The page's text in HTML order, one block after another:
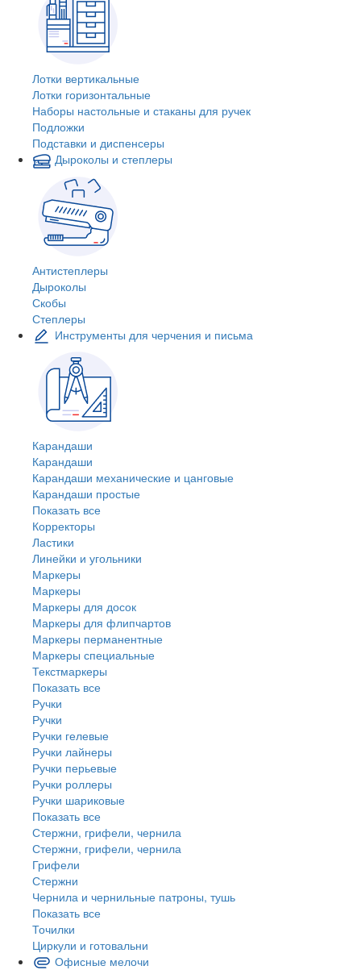
Лотки вертикальные
Лотки горизонтальные
Наборы настольные и стаканы для ручек
Подложки
Подставки и диспенсеры
Дыроколы и степлеры
Антистеплеры
Дыроколы
Скобы
Степлеры
Инструменты для черчения и письма
Карандаши
Карандаши
Карандаши механические и цанговые
Карандаши простые
Показать все
Корректоры
Ластики
Линейки и угольники
Маркеры
Маркеры
Маркеры для досок
Маркеры для флипчартов
Маркеры перманентные
Маркеры специальные
Текстмаркеры
Показать все
Ручки
Ручки
Ручки гелевые
Ручки лайнеры
Ручки перьевые
Ручки роллеры
Ручки шариковые
Показать все
Стержни, грифели, чернила
Стержни, грифели, чернила
Грифели
Стержни
Чернила и чернильные патроны, тушь
Показать все
Точилки
Циркули и готовальни
Офисные мелочи